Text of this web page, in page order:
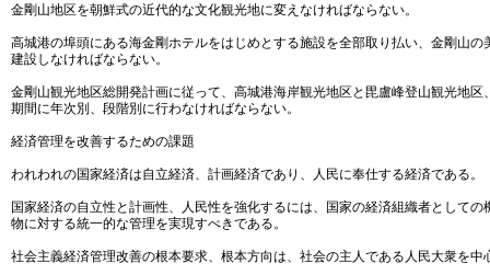
金剛山地区を朝鮮式の近代的な文化観光地に変えなければならない。
高城港の埠頭にある海金剛ホテルをはじめとする施設を全部取り払い、金剛山
建設しなければならない。
金剛山観光地区総開発計画に従って、高城港海岸観光地区と毘盧峰登山観光地
期間に年次別、段階別に行わなければならない。
経済管理を改善するための課題
われわれの国家経済は自立経済、計画経済であり、人民に奉仕する経済である。
国家経済の自立性と計画性、人民性を強化するには、国家の経済組織者として
物に対する統一的な管理を実現すべきである。
社会主義経済管理改善の根本要求、根本方向は、社会の主人である人民大衆を